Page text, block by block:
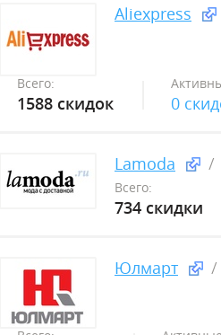
Aliexpress
Всего:
1588 скидок 0
Lamoda
Всего:
734 скидки
Юлмарт